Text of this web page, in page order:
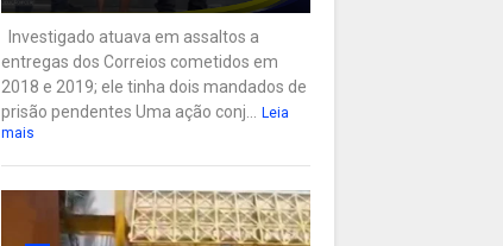
Investigado atuava em assaltos a
entregas dos Correios cometidos em
2018 e 2019; ele tinha dois mandados de
prisão pendentes Uma ação conj... Leia
mais